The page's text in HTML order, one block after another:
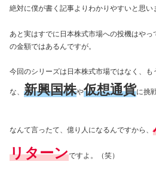
絶対に僕が書く記事よりわかりやすいと思い
あと実はすでに日本株式市場への投機はや
の金額ではあるんですが。
今回のシリーズは日本株式市場ではなく、も
な、 新興国株や仮想通貨に挑
なんて言ったて、億り人になるんですから、
リターンですよ。（笑）